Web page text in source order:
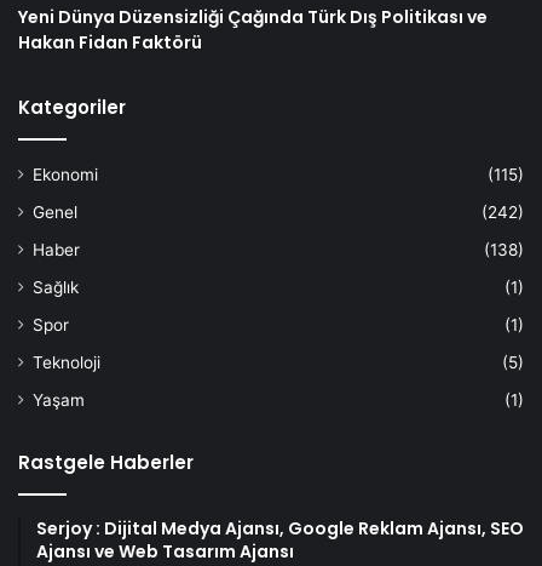
Yeni Dünya Düzensizliği Çağında Türk Dış Politikası ve
Hakan Fidan Faktörü
Kategoriler
Ekonomi
(115)
Genel
(242)
Haber
(138)
Sağlık
(1)
Spor
(1)
Teknoloji
(5)
Yaşam
(1)
Rastgele Haberler
Serjoy : Dijital Medya Ajansı, Google Reklam Ajansı, SEO
Ajansı ve Web Tasarım Ajansı